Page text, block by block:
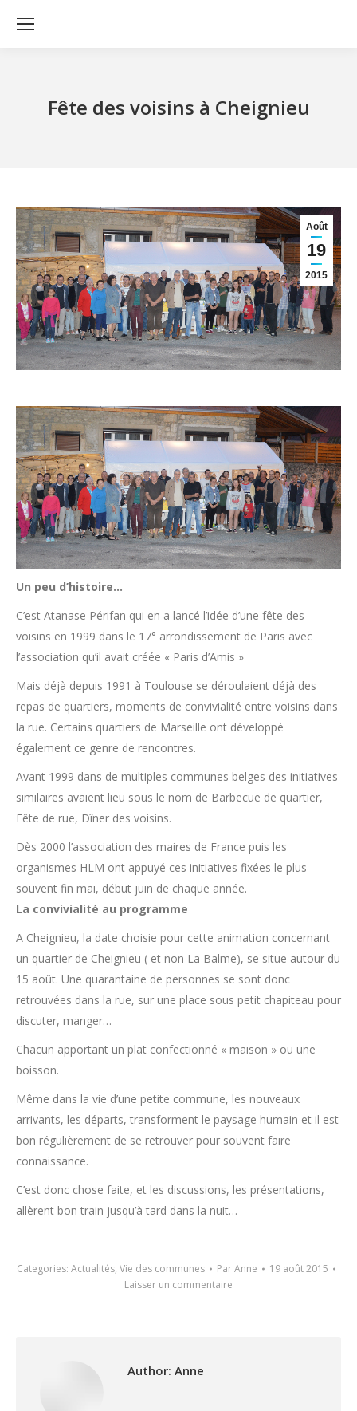
Fête des voisins à Cheignieu
Août
19
2015
Un peu d’histoire…
C’est Atanase Périfan qui en a lancé l’idée d’une fête des
voisins en 1999 dans le 17° arrondissement de Paris avec
l’association qu’il avait créée « Paris d’Amis »
Mais déjà depuis 1991 à Toulouse se déroulaient déjà des
repas de quartiers, moments de convivialité entre voisins dans
la rue. Certains quartiers de Marseille ont développé
également ce genre de rencontres.
Avant 1999 dans de multiples communes belges des initiatives
similaires avaient lieu sous le nom de Barbecue de quartier,
Fête de rue, Dîner des voisins.
Dès 2000 l’association des maires de France puis les
organismes HLM ont appuyé ces initiatives fixées le plus
souvent fin mai, début juin de chaque année.
La convivialité au programme
A Cheignieu, la date choisie pour cette animation concernant
un quartier de Cheignieu ( et non La Balme), se situe autour du
15 août. Une quarantaine de personnes se sont donc
retrouvées dans la rue, sur une place sous petit chapiteau pour
discuter, manger…
Chacun apportant un plat confectionné « maison » ou une
boisson.
Même dans la vie d’une petite commune, les nouveaux
arrivants, les départs, transforment le paysage humain et il est
bon régulièrement de se retrouver pour souvent faire
connaissance.
C’est donc chose faite, et les discussions, les présentations,
allèrent bon train jusqu’à tard dans la nuit…
Categories: Actualités, Vie des communes ParAnne
19 août 2015
Laisser un commentaire
Author: Anne